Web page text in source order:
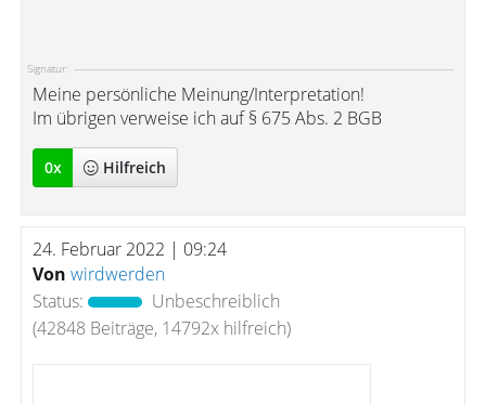
Signatur:
Meine persönliche Meinung/Interpretation!
Im übrigen verweise ich auf § 675 Abs. 2 BGB
0x Hilfreich
24. Februar 2022 | 09:24
Von wirdwerden
Status:
Unbeschreiblich
(42848 Beiträge, 14792x hilfreich)